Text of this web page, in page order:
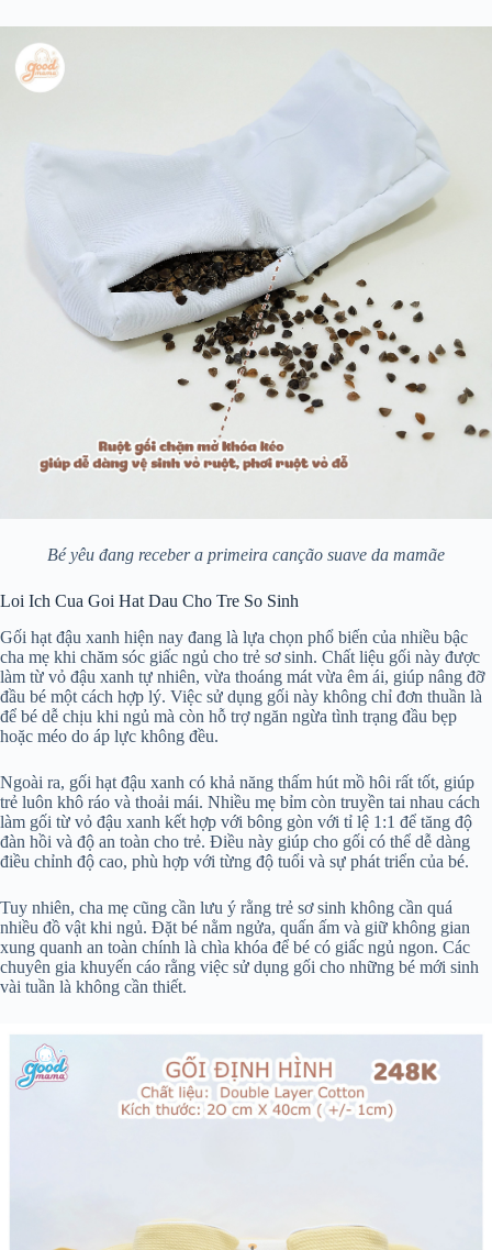
Bé yêu đang receber a primeira canção suave da mamãe
Loi Ich Cua Goi Hat Dau Cho Tre So Sinh
Gối hạt đậu xanh hiện nay đang là lựa chọn phổ biến của nhiều bậc
cha mẹ khi chăm sóc giấc ngủ cho trẻ sơ sinh. Chất liệu gối này được
làm từ vỏ đậu xanh tự nhiên, vừa thoáng mát vừa êm ái, giúp nâng đỡ
đầu bé một cách hợp lý. Việc sử dụng gối này không chỉ đơn thuần là
để bé dễ chịu khi ngủ mà còn hỗ trợ ngăn ngừa tình trạng đầu bẹp
hoặc méo do áp lực không đều.
Ngoài ra, gối hạt đậu xanh có khả năng thấm hút mồ hôi rất tốt, giúp
trẻ luôn khô ráo và thoải mái. Nhiều mẹ bỉm còn truyền tai nhau cách
làm gối từ vỏ đậu xanh kết hợp với bông gòn với tỉ lệ 1:1 để tăng độ
đàn hồi và độ an toàn cho trẻ. Điều này giúp cho gối có thể dễ dàng
điều chỉnh độ cao, phù hợp với từng độ tuổi và sự phát triển của bé.
Tuy nhiên, cha mẹ cũng cần lưu ý rằng trẻ sơ sinh không cần quá
nhiều đồ vật khi ngủ. Đặt bé nằm ngửa, quấn ấm và giữ không gian
xung quanh an toàn chính là chìa khóa để bé có giấc ngủ ngon. Các
chuyên gia khuyến cáo rằng việc sử dụng gối cho những bé mới sinh
vài tuần là không cần thiết.